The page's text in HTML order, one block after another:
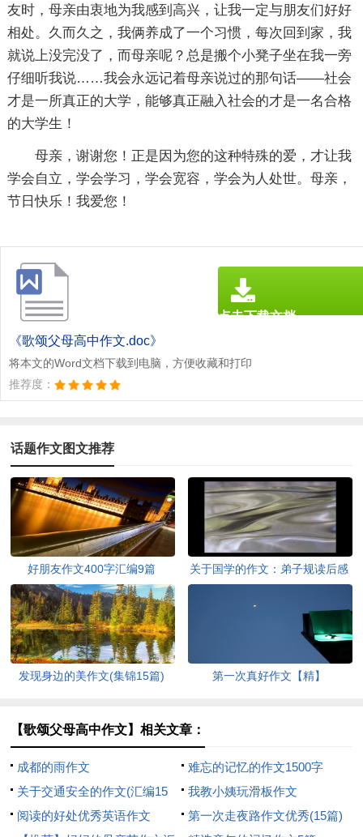
友时，母亲由衷地为我感到高兴，让我一定与朋友们好好
相处。久而久之，我俩养成了一个习惯，每次回到家，我
就说上没完没了，而母亲呢？总是搬个小凳子坐在我一旁
仔细听我说……我会永远记着母亲说过的那句话——社会
才是一所真正的大学，能够真正融入社会的才是一名合格
的大学生！
母亲，谢谢您！正是因为您的这种特殊的爱，才让我
学会自立，学会学习，学会宽容，学会为人处世。母亲，
节日快乐！我爱您！
《歌颂父母高中作文.doc》
将本文的Word文档下载到电脑，方便收藏和打印
推荐度：
点击下载文档
话题作文图文推荐
好朋友作文400字汇编9篇
关于国学的作文：弟子规读后感
发现身边的美作文(集锦15篇) 第一次真好作文【精】
【歌颂父母高中作文】相关文章：
成都的雨作文
难忘的记忆的作文1500字
关于交通安全的作文(汇编15
篇)
我教小姨玩滑板作文
阅读的好处优秀英语作文
第一次走夜路作文优秀(15篇)